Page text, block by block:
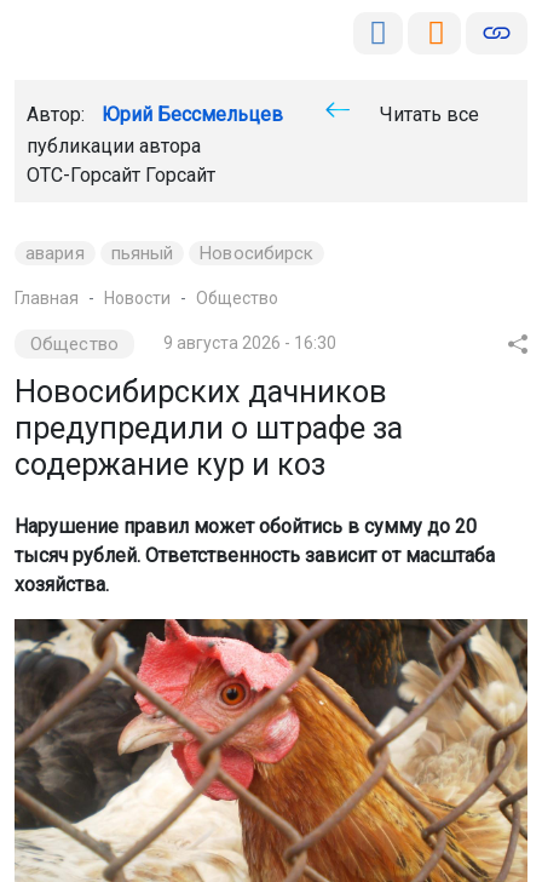
Автор: Юрий Бессмельцев
Читать все
публикации автора
ОТС-Горсайт Горсайт
авария пьяный Новосибирск
Главная Новости Общество
Общество 9 августа 2026 - 16:30
Новосибирских дачников
предупредили о штрафе за
содержание кур и коз
Нарушение правил может обойтись в сумму до 20
тысяч рублей. Ответственность зависит от масштаба
хозяйства.